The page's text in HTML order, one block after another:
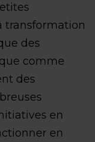
transformation
des
comme
des
en
en